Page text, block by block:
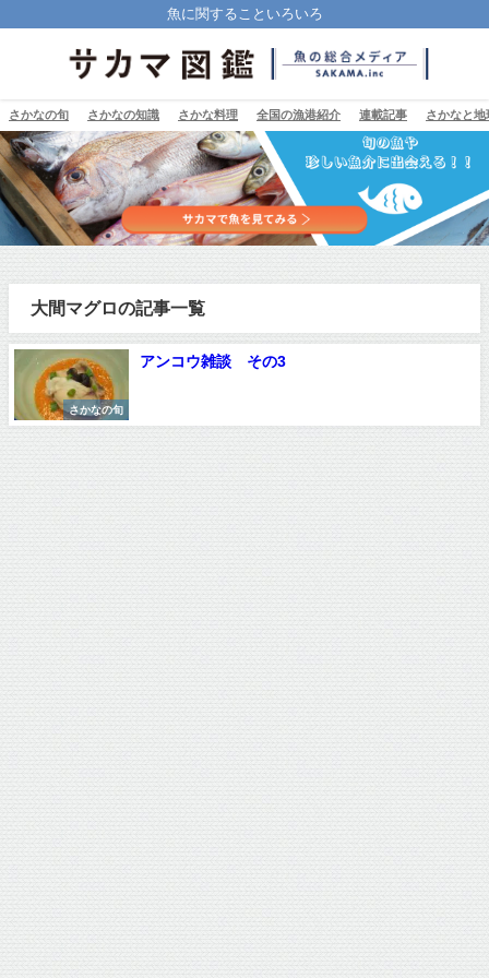
魚に関することいろいろ
さかなの旬 さかなの知識 さかな料理 全国の漁港紹介 連載記事 さかなと地
大間マグロの記事一覧
さかなの旬
アンコウ雑談 その3